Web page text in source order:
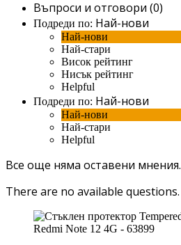
Въпроси и отговори (0)
Подреди по: Най-нови
Най-нови
Най-стари
Висок рейтинг
Нисък рейтинг
Helpful
Подреди по: Най-нови
Най-нови
Най-стари
Helpful
Все още няма оставени мнения.
There are no available questions.